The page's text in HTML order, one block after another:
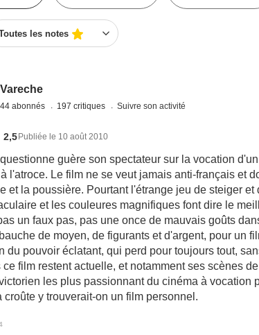
les notes
Vareche
44 abonnés 197 critiques Suivre son activité
2,5 Publiée le 10 août 2010
guère son spectateur sur la vocation
l'atroce. Le film ne se veut jamais anti-français et
et la poussière. Pourtant l'étrange jeu de steiger et
et les couleures magnifiques font dire le
un faux pas, pas une once de mauvais goûts
de moyen, de figurants et d'argent, pour un
du pouvoir éclatant, qui perd pour toujours tout,
film restent actuelle, et notamment ses scènes
les plus passionnant du cinéma à vocation
croûte y trouverait-on un film personnel.